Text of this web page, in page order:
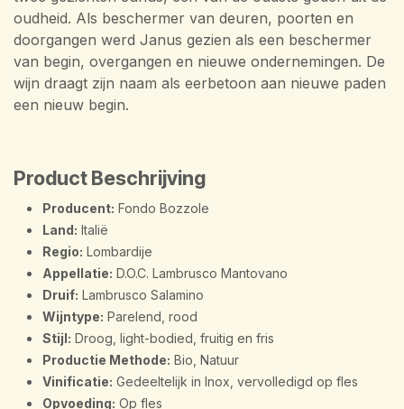
oudheid. Als beschermer van deuren, poorten en
doorgangen werd Janus gezien als een beschermer
van begin, overgangen en nieuwe ondernemingen. De
wijn draagt zijn naam als eerbetoon aan nieuwe paden
een nieuw begin.
Product Beschrijving
Producent: Fondo Bozzole
Land: Italië
Regio: Lombardije
Appellatie: D.O.C. Lambrusco Mantovano
Druif: Lambrusco Salamino
Wijntype: Parelend, rood
Stijl: Droog, light-bodied, fruitig en fris
Productie Methode: Bio, Natuur
Vinificatie: Gedeeltelijk in Inox, vervolledigd op fles
Opvoeding: Op fles